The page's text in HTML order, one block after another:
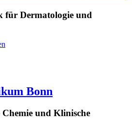
Dermatologie und
Bonn
und Klinische